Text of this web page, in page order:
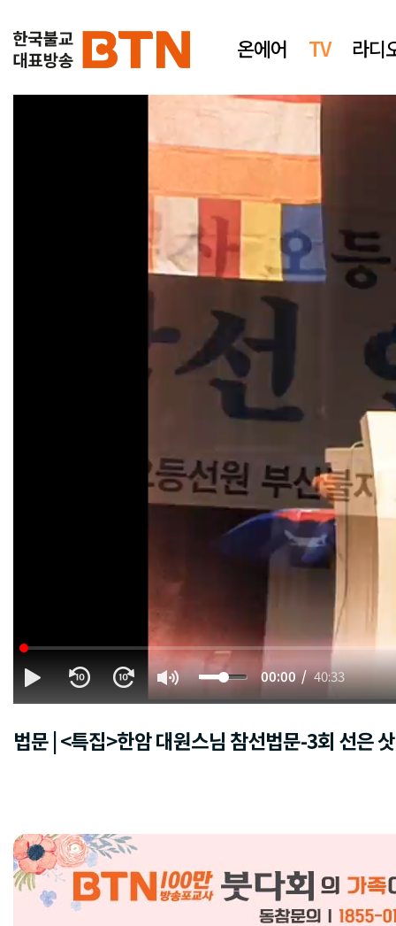
온에어 TV 라디
00:00 40:33
법문 | <특집>한암 대원스님 참선법문-3회 선은